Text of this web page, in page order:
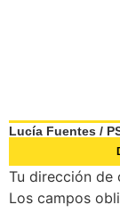
Lucía Fuentes /
Tu dirección de
Los campos